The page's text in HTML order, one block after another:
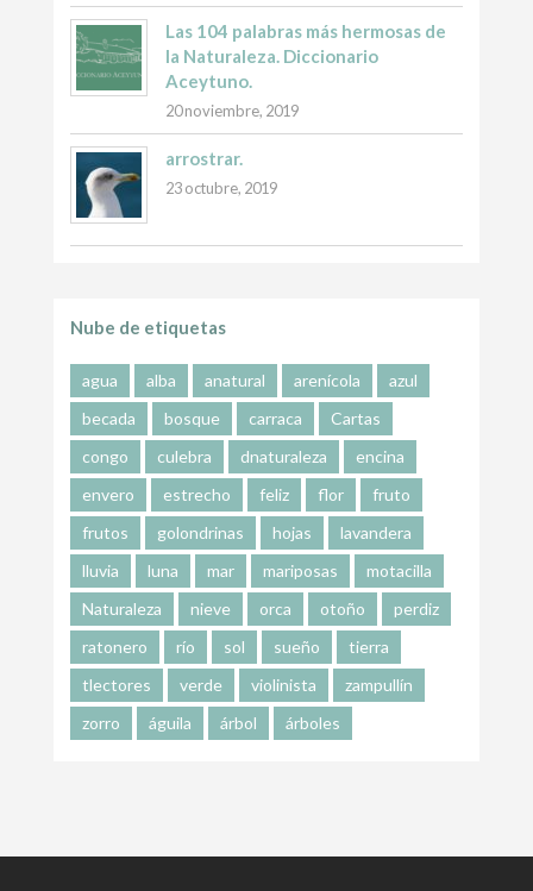
Las 104 palabras más hermosas de
la Naturaleza. Diccionario
Aceytuno.
20 noviembre, 2019
arrostrar.
23 octubre, 2019
Nube de etiquetas
agua alba anatural arenícola
azul
becada
bosque carraca
Cartas
congo
culebra dnaturaleza
encina
envero
estrecho feliz flor
fruto
frutos
golondrinas hojas
lavandera
lluvia
luna mar mariposas
motacilla
Naturaleza
nieve orca otoño
perdiz
ratonero
río sol sueño
tierra
tlectores
verde violinista
zampullín
zorro
águila árbol árboles